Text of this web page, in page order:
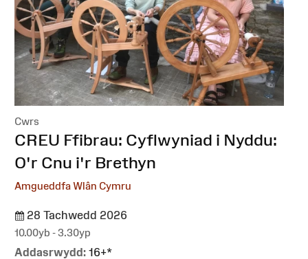
Cwrs
:CREU Ffibrau: Cyflwyniad i Nyddu:
O'r Cnu i'r Brethyn
Amgueddfa Wlân Cymru
28 Tachwedd 2026
10.00yb - 3.30yp
Addasrwydd: 16+*